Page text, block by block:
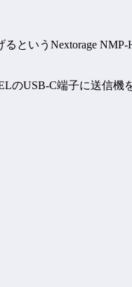
というNextorage
USB-C端子に送信機